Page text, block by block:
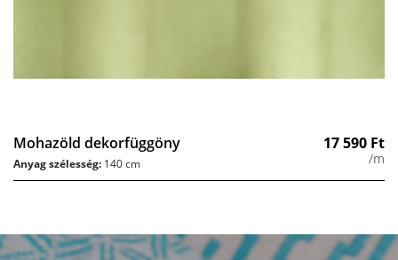
Mohazöld dekorfüggöny 17 590 Ft
/m
Anyag szélesség: 140 cm